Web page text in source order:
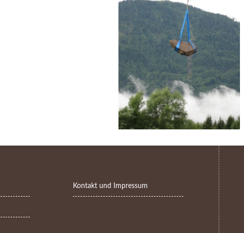
Kontakt und Impressum